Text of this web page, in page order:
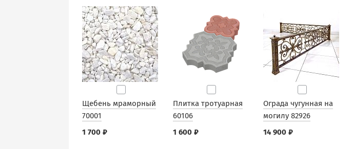
Щебень мраморный
70001
1 700 ₽
Плитка тротуарная
60106
1 600 ₽
Ограда чугунная на
могилу 82926
14 900 ₽